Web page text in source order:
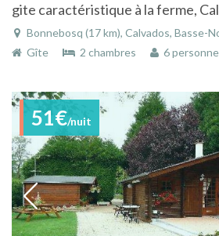
gite caractéristique à la ferme,
Bonnebosq (17 km), Calvados, Basse-
Gîte
2 chambres 6
51€/nuit